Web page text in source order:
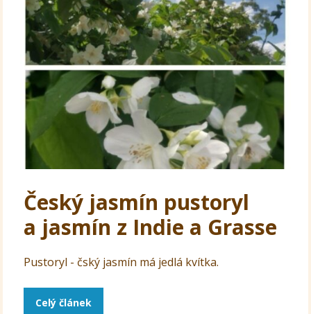
Český jasmín pustoryl
a jasmín z Indie a Grasse
Pustoryl - čský jasmín má jedlá kvítka.
Celý článek